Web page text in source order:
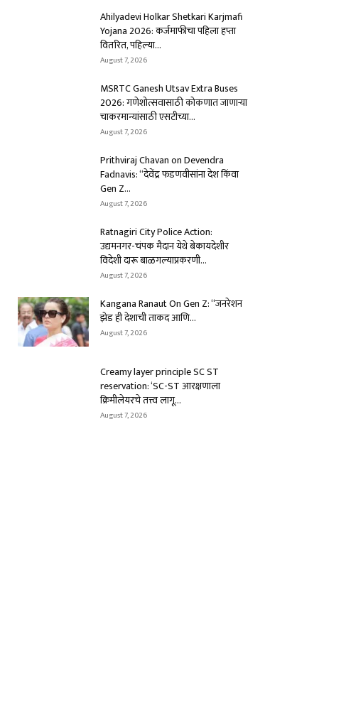
Ahilyadevi Holkar Shetkari Karjmafi
Yojana 2026: कर्जमाफीचा पहिला हप्ता
वितरित, पहिल्या...
August 7, 2026
MSRTC Ganesh Utsav Extra Buses
2026: गणेशोत्सवासाठी कोकणात जाणाऱ्या
चाकरमान्यांसाठी एसटीच्या...
August 7, 2026
Prithviraj Chavan on Devendra
Fadnavis: “देवेंद्र फडणवीसांना देश किंवा
Gen Z...
August 7, 2026
Ratnagiri City Police Action:
उद्यमनगर-चंपक मैदान येथे बेकायदेशीर
विदेशी दारू बाळगल्याप्रकरणी...
August 7, 2026
Kangana Ranaut On Gen Z: “जनरेशन
झेड ही देशाची ताकद आणि...
August 7, 2026
Creamy layer principle SC ST
reservation: ‘SC-ST आरक्षणाला
क्रिमीलेयरचे तत्त्व लागू...
August 7, 2026